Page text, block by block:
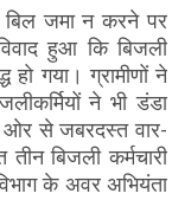
बिल जमा न करने पर
हुआ कि बिजली
हो गया। ग्रामीणों ने
ने भी डंडा
ओर से जबरदस्त वार-
बिजली कर्मचारी
के अवर अभियंता